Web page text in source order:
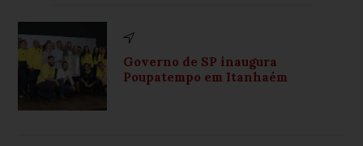
Governo de SP inaugura
Poupatempo em Itanhaém